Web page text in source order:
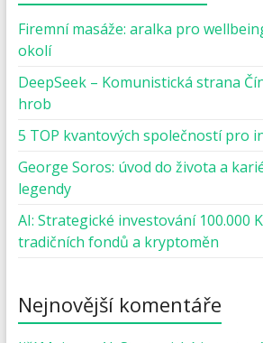
Firemní masáže: aralka pro
okolí
DeepSeek – Komunistická strana
hrob
5 TOP kvantových společností pro
George Soros: úvod do života a
legendy
AI: Strategické investování 100.000
tradičních fondů a kryptoměn
Nejnovější komentáře